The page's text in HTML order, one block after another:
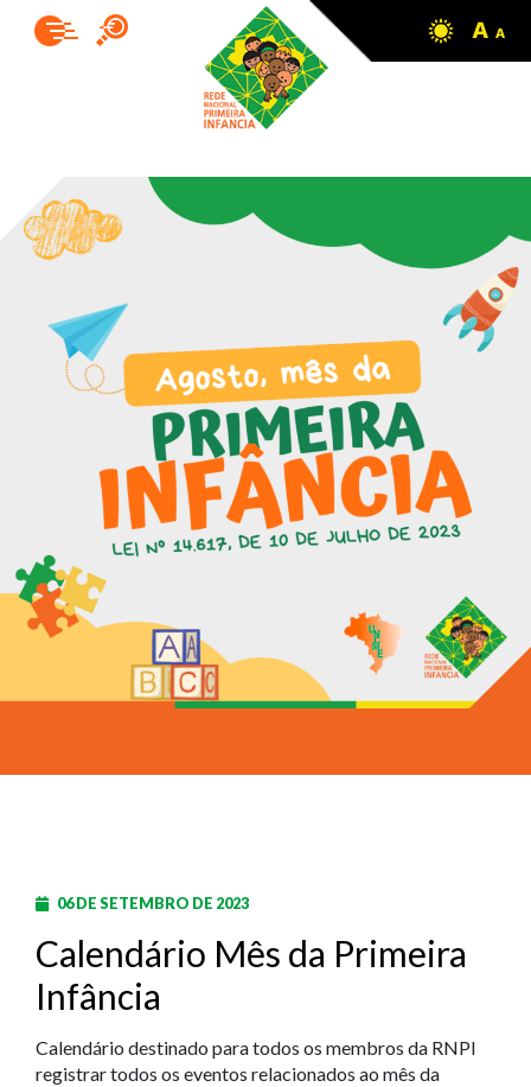
06 DE SETEMBRO DE 2023
Calendário Mês da Primeira
Infância
Calendário destinado para todos os membros da RNPI
registrar todos os eventos relacionados ao mês da